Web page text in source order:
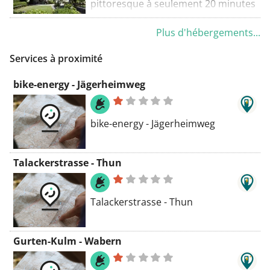
pittoresque à seulement 20 minutes
en voiture de Berne, à l'entrée de la
vallée d'Emmen, le Bio Garni
chambres calmes avec un balcon et
une vue sur les champs
environnants.
Plus d'hébergements...
Services à proximité
bike-energy - Jägerheimweg
bike-energy - Jägerheimweg
Talackerstrasse - Thun
Talackerstrasse - Thun
Gurten-Kulm - Wabern